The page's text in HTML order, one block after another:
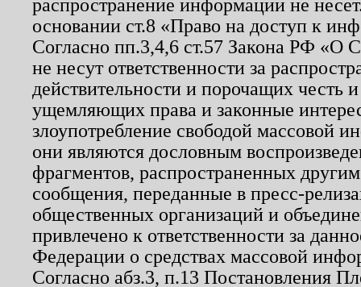
распространение информации не
основании ст.8 «Право на доступ к
Согласно пп.3,4,6 ст.57 Закона РФ «О
не несут ответственности за
действительности и порочащих честь
ущемляющих права и законные
злоупотребление свободой массовой
они являются дословным
фрагментов, распространенных
сообщения, переданные в пресс-
общественных организаций и
привлечено к ответственности за
Федерации о средствах массовой
Согласно абз.3, п.13 Постановления